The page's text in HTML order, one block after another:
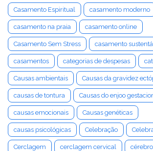
Casamento Espiritual casamento moderno
casamento na praia casamento online
Casamento Sem Stress casamento
casamentos categorias de despesas
Causas ambientais Causas da gravidez
causas de tontura Causas do enjoo
causas emocionais Causas genéticas
causas psicológicas Celebração
Cerclagem cerclagem cervical cérebro